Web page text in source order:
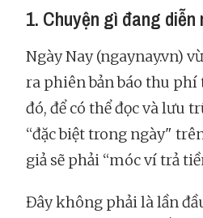
1. Chuyện gì đang diễn
Ngày Nay (ngaynay.vn)
ra phiên bản báo thu phí
đó, để có thể đọc và lưu
“đặc biệt trong ngày"
giả sẽ phải “móc ví trả
Đây không phải là lần